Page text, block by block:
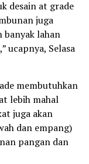
desain at grade
juga
banyak lahan
ucapnya, Selasa
membutuhkan
lebih mahal
juga akan
dan empang)
pangan dan